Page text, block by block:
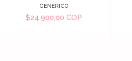
GENERICO
$24.900,00 COP